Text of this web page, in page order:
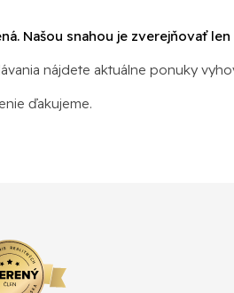
Našou snahou je zverejňovať
nájdete aktuálne ponuky
ďakujeme.